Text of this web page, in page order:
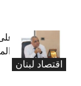
اقتصاد لبنان
كركي: الادّعاء
الإجراءات بحق